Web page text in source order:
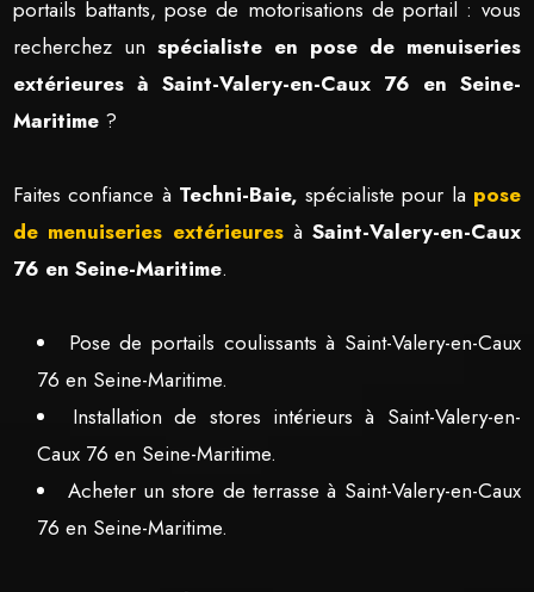
portails battants, pose de motorisations de portail : vous
recherchez unspécialiste en pose de menuiseries
extérieures à Saint-Valery-en-Caux 76 en Seine-
Maritime ?
Faites confiance à Techni-Baie,spécialiste pour la pose
de menuiseries extérieuresà Saint-Valery-en-Caux
76 en Seine-Maritime.
Pose de portails coulissants à Saint-Valery-en-Caux
76 en Seine-Maritime.
Installation de stores intérieurs à Saint-Valery-en-
Caux 76 en Seine-Maritime.
Acheter un store de terrasse à Saint-Valery-en-Caux
76 en Seine-Maritime.